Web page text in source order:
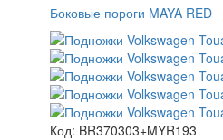
Боковые пороги MAYA RED
Код: BR370303+MYR193